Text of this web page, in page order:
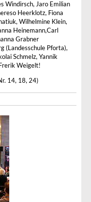
Windirsch, Jaro Emilian
Heerklotz, Fiona
Wilhelmine Klein,
Heinemann,Carl
Grabner
(Landesschule Pforta),
Schmelz, Yannik
Weigelt!
14, 18, 24)